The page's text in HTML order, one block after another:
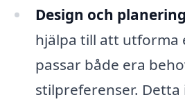
Design och
hjälpa till att utforma
passar både era
stilpreferenser.